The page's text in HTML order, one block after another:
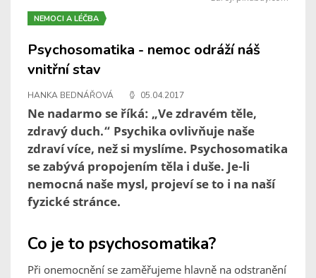
NEMOCI A LÉČBA
Psychosomatika - nemoc odráží náš
vnitřní stav
HANKA BEDNÁŘOVÁ 05.04.2017
Ne nadarmo se říká: „Ve zdravém těle,
zdravý duch.“ Psychika ovlivňuje naše
zdraví více, než si myslíme. Psychosomatika
se zabývá propojením těla i duše. Je-li
nemocná naše mysl, projeví se to i na naší
fyzické stránce.
Co je to psychosomatika?
Při onemocnění se zaměřujeme hlavně na odstranění